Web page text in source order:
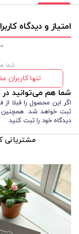
امتیاز و دیدگاه
شما
تنها
شما هم می‌توانید در
اگر این محصول را قبلا از
ثبت خواهد شد. همچنین
دیدگاه خود را ثبت کنید
مشتریانی